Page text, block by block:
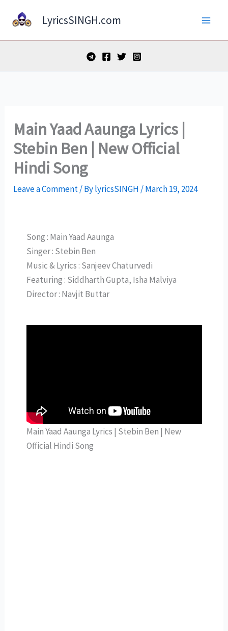
LyricsSINGH.com
Main Yaad Aaunga Lyrics |
Stebin Ben | New Official
Hindi Song
Leave a Comment/ BylyricsSINGH /March 19, 2024
Song : Main Yaad Aaunga
Singer : Stebin Ben
Music & Lyrics : Sanjeev Chaturvedi
Featuring : Siddharth Gupta, Isha Malviya
Director : Navjit Buttar
Main Yaad Aaunga Lyrics | Stebin Ben | New
Official Hindi Song